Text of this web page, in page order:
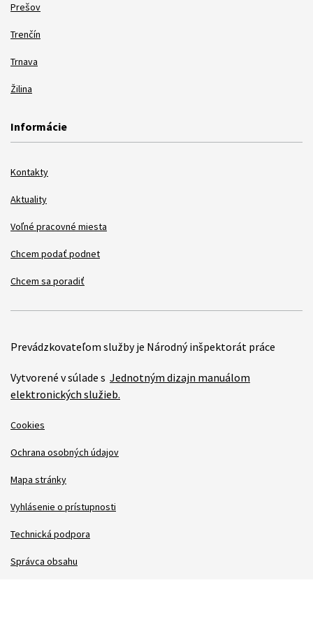
Prešov
Trenčín
Trnava
Žilina
Informácie
Kontakty
Aktuality
Voľné pracovné miesta
Chcem podať podnet
Chcem sa poradiť
Prevádzkovateľom služby je Národný inšpektorát práce
Vytvorené v súlade s Jednotným dizajn manuálom
elektronických služieb.
Cookies
Ochrana osobných údajov
Mapa stránky
Vyhlásenie o prístupnosti
Technická podpora
Správca obsahu